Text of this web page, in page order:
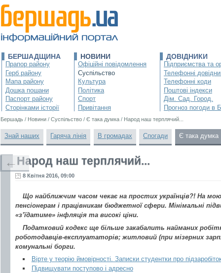
БЕРШАДЩИНА
Прапор району
Герб району
Мапа району
Дошка пошани
Паспорт району
Сторінками історії
НОВИНИ
Офіційні повідомлення
Суспільство
Культура
Політика
Спорт
Привітання
ДОВІДНИКИ
Підприємства та
Телефонні
Телефонні коди
Поштові індекси
Дім. Сад. Город.
Прогноз погоди в
Бершадь / Новини / Суспільство / Є така думка / Народ наш терплячий...
Знай наших Гаряча лінія В громадах Спогади Є така думка
Народ наш терплячий...
8 Квітня 2016, 09:00
Що найближчим часом чекає на простих українців?! На
пенсіонерам і працівникам бюджетної сфери. Мінімальні
«з’їдатиме» інфляція та високі ціни.
Податковий кодекс ще більше закабалить найманих
роботодавців-експлуататорів; житловий (при мізерних
комунальні борги.
Вірте у теорію ймовірності. Записки студентки про
Підвищувати поступово і адресно
←